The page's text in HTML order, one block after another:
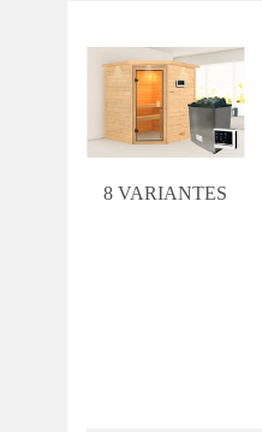
8 VARIANTES